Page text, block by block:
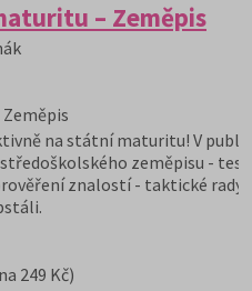
– Zeměpis
na státní maturitu! V
zeměpisu -
znalostí - taktické rady,
249 Kč)